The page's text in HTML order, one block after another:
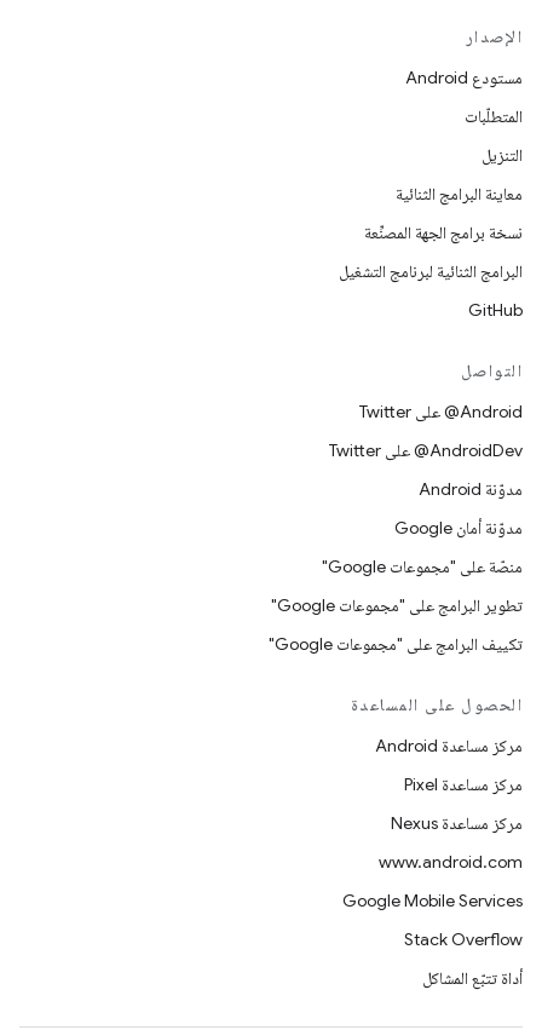
الإصدار
مستودع Android
المتطلّبات
التنزيل
معاينة البرامج الثنائية
نسخة برامج الجهة المصنِّعة
البرامج الثنائية لبرنامج التشغيل
GitHub
التواصل
‎@Android على Twitter
‎@AndroidDev على Twitter
مدوّنة Android
مدوّنة أمان Google
منصّة على "مجموعات Google"
تطوير البرامج على "مجموعات Google"
تكييف البرامج على "مجموعات Google"
الحصول على المساعدة
مركز مساعدة Android
مركز مساعدة Pixel
مركز مساعدة Nexus
www.android.com
Google Mobile Services
Stack Overflow
أداة تتبّع المشاكل